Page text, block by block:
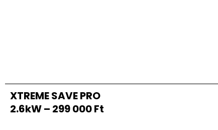
XTREME SAVE PRO
2.6kW – 299 000 Ft